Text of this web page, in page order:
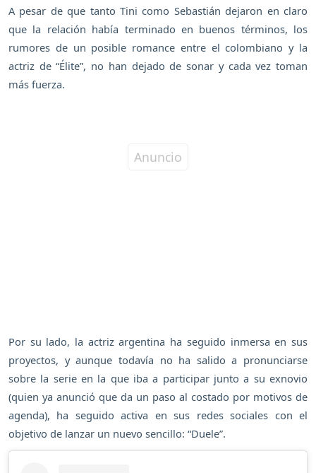
A pesar de que tanto Tini como Sebastián dejaron en claro
que la relación había terminado en buenos términos, los
rumores de un posible romance entre el colombiano y la
actriz de “Élite”, no han dejado de sonar y cada vez toman
más fuerza.
Por su lado, la actriz argentina ha seguido inmersa en sus
proyectos, y aunque todavía no ha salido a pronunciarse
sobre la serie en la que iba a participar junto a su exnovio
(quien ya anunció que da un paso al costado por motivos de
agenda), ha seguido activa en sus redes sociales con el
objetivo de lanzar un nuevo sencillo: “Duele”.